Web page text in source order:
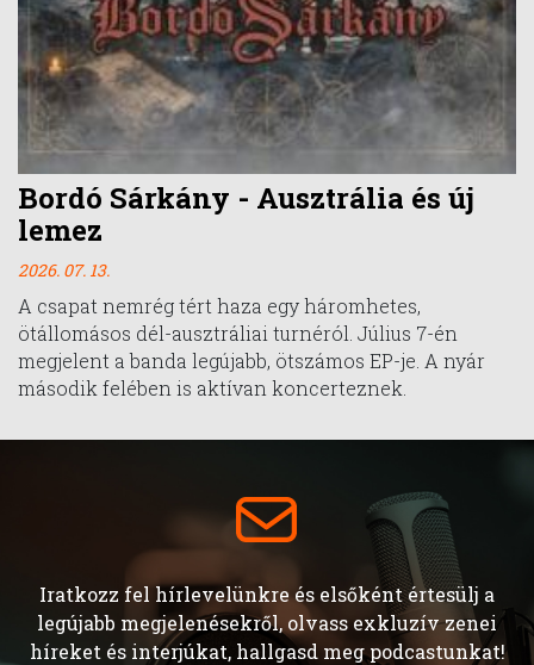
Bordó Sárkány - Ausztrália és új
lemez
2026. 07. 13.
A csapat nemrég tért haza egy háromhetes,
ötállomásos dél-ausztráliai turnéról. Július 7-én
megjelent a banda legújabb, ötszámos EP-je. A nyár
második felében is aktívan koncerteznek.
Iratkozz fel hírlevelünkre és elsőként értesülj a
legújabb megjelenésekről, olvass exkluzív zenei
híreket és interjúkat, hallgasd meg podcastunkat!